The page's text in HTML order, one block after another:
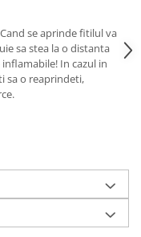
se aprinde fitilul va
sa stea la o distanta
In cazul in
sa o reaprindeti,